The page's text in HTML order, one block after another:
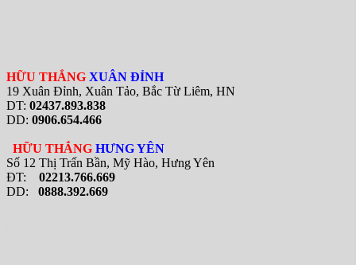
HỮU THẮNG XUÂN ĐỈNH
19 Xuân Đỉnh, Xuân Tảo, Bắc Từ Liêm, HN
DT: 02437.893.838
DD: 0906.654.466
HỮU THẮNG HƯNG YÊN
Số 12 Thị Trấn Bần, Mỹ Hào, Hưng Yên
ĐT: 02213.766.669
DD: 0888.392.669